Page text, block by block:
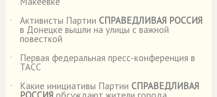
˙
Активисты Партии СПРАВЕДЛИВАЯ РОССИЯ
в Донецке вышли на улицы с важной
повесткой
˙
Первая федеральная пресс-конференция в
ТАСС
˙
Какие инициативы Партии СПРАВЕДЛИВАЯ